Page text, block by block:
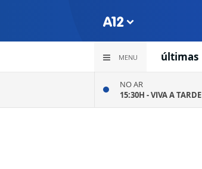
MENU últimas
NO AR
15:30H -VIVA A TARDE